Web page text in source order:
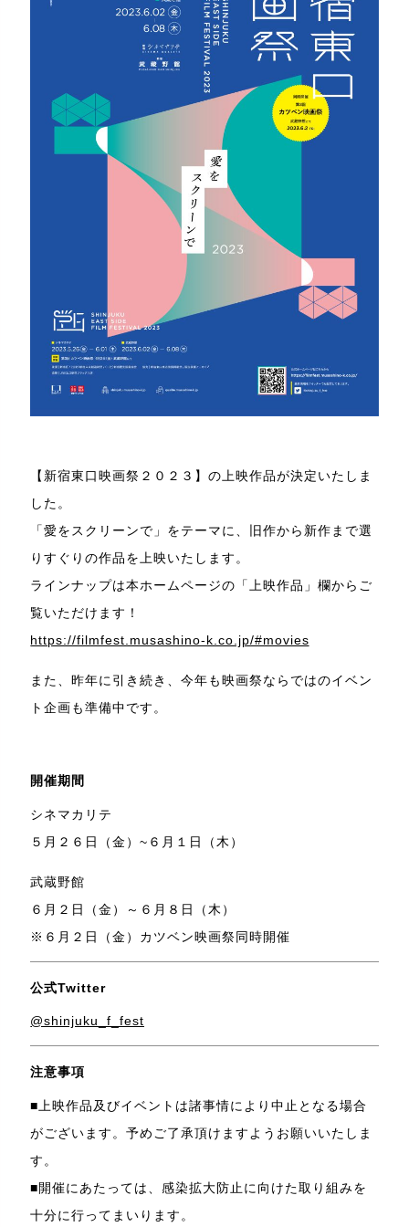
【新宿東口映画祭２０２３】の上映作品が決定いたしま
した。
「愛をスクリーンで」をテーマに、旧作から新作まで選
りすぐりの作品を上映いたします。
ラインナップは本ホームページの「上映作品」欄からご
覧いただけます！
https://filmfest.musashino-k.co.jp/#movies
また、昨年に引き続き、今年も映画祭ならではのイベン
ト企画も準備中です。
開催期間
シネマカリテ
５月２６日（金）~６月１日（木）
武蔵野館
６月２日（金）～６月８日（木）
※６月２日（金）カツベン映画祭同時開催
公式Twitter
@shinjuku_f_fest
注意事項
■上映作品及びイベントは諸事情により中止となる場合
がございます。予めご了承頂けますようお願いいたしま
す。
■開催にあたっては、感染拡大防止に向けた取り組みを
十分に行ってまいります。